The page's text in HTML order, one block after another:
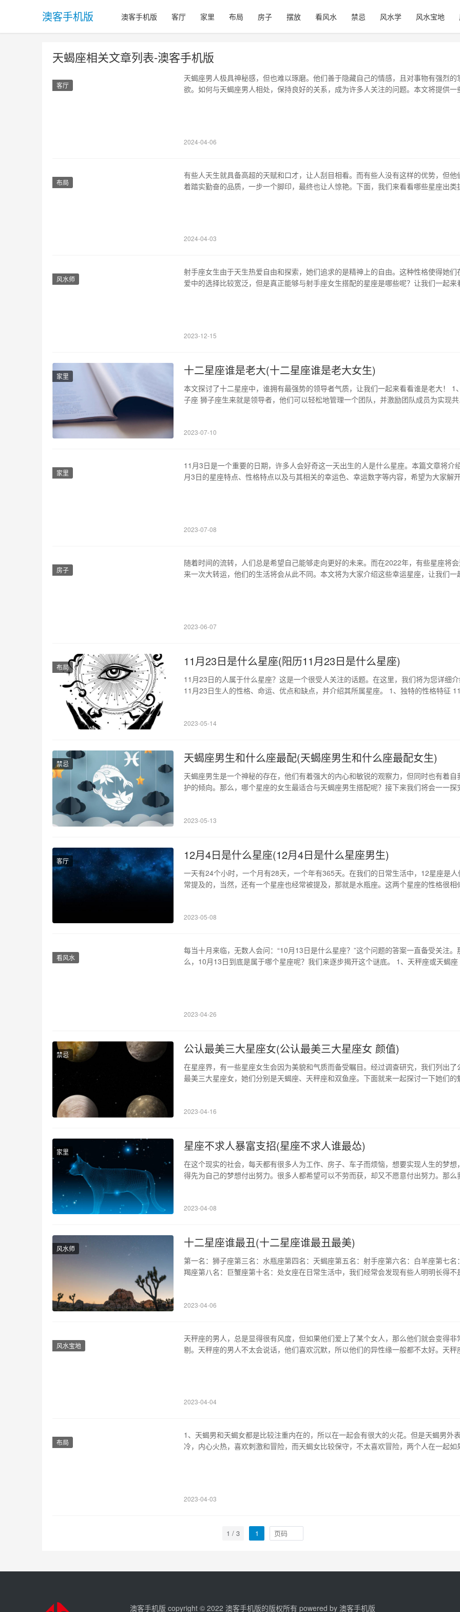
澳客手机版 澳客手机版 客厅 家里 布局 房子 摆放 看风水 禁忌 风水学 风水宝地
天蝎座相关文章列表-澳客手机版
客厅
天蝎座男人极具神秘感，但也难以琢磨。他们善于隐藏自己的情感，且对事物有强烈的
欲。如何与天蝎座男人相处，保持良好的关系，成为许多人关注的问题。本文将提供一
2024-04-06
布局
有些人天生就具备高超的天赋和口才，让人刮目相看。而有些人没有这样的优势，但他
着踏实勤奋的品质，一步一个脚印，最终也让人惊艳。下面，我们来看看哪些星座出类
2024-04-03
风水师
射手座女生由于天生热爱自由和探索，她们追求的是精神上的自由。这种性格使得她们
爱中的选择比较宽泛，但是真正能够与射手座女生搭配的星座是哪些呢？让我们一起来
2023-12-15
家里 十二星座谁是老大(十二星座谁是老大女生)
本文探讨了十二星座中，谁拥有最强势的领导者气质，让我们一起来看看谁是老大！ 1
子座 狮子座生来就是领导者，他们可以轻松地管理一个团队，并激励团队成员为实现
敏锐性和不畏艰险的勇气。 3、白羊…
2023-07-10
家里
11月3日是一个重要的日期，许多人会好奇这一天出生的人是什么星座。本篇文章将介
月3日的星座特点、性格特点以及与其相关的幸运色、幸运数字等内容，希望为大家解
2023-07-08
房子
随着时间的流转，人们总是希望自己能够走向更好的未来。而在2022年，有些星座将
来一次大转运，他们的生活将会从此不同。本文将为大家介绍这些幸运星座，让我们一
2023-06-07
布局 11月23日是什么星座(阳历11月23日是什么星座)
11月23日的人属于什么星座？这是一个很受人关注的话题。在这里，我们将为您详细
11月23日生人的性格、命运、优点和缺点，并介绍其所属星座。 1、独特的性格特征
式。 2、乐观向上的心态 1…
2023-05-14
禁忌 天蝎座男生和什么座最配(天蝎座男生和什么座最配女生)
天蝎座男生是一个神秘的存在，他们有着强大的内心和敏锐的观察力，但同时也有着自
护的倾向。那么，哪个星座的女生最适合与天蝎座男生搭配呢？接下来我们将会一一探
座男生也充满热情和动力，在追求未来的…
2023-05-13
客厅 12月4日是什么星座(12月4日是什么星座男生)
一天有24个小时，一个月有28天，一个年有365天。在我们的日常生活中，12星座是人
常提及的，当然，还有一个星座也经常被提及，那就是水瓶座。这两个星座的性格很相
的人属于水瓶座的人特别…
2023-05-08
看风水
每当十月来临，无数人会问：“10月13日是什么星座？”这个问题的答案一直备受关注。
么，10月13日到底是属于哪个星座呢？我们来逐步揭开这个谜底。 1、天秤座或天蝎
2023-04-26
禁忌 公认最美三大星座女(公认最美三大星座女 颜值)
在星座界，有一些星座女生会因为美貌和气质而备受瞩目。经过调查研究，我们列出了
最美三大星座女，她们分别是天蝎座、天秤座和双鱼座。下面就来一起探讨一下她们的
处的情感和想法。此外，天蝎座女生的气…
2023-04-16
家里 星座不求人暴富支招(星座不求人谁最怂)
在这个现实的社会，每天都有很多人为工作、房子、车子而烦恼，想要实现人生的梦想
得先为自己的梦想付出努力。很多人都希望可以不劳而获，却又不愿意付出努力。那么
说：“行善之家的家庭一定会有很多的幸运…
2023-04-08
风水师 十二星座谁最丑(十二星座谁最丑最美)
第一名：狮子座第三名：水瓶座第四名：天蝎座第五名：射手座第六名：白羊座第七名
羯座第八名：巨蟹座第十名：处女座在日常生活中，我们经常会发现有些人明明长得不
吧！ 第一名：狮子座 狮子座的人看起来真…
2023-04-06
风水宝地
天秤座的男人，总是显得很有风度，但如果他们爱上了某个女人，那么他们就会变得非
剔。天秤座的男人不太会说话，他们喜欢沉默，所以他们的异性缘一般都不太好。天秤
2023-04-04
布局
1、天蝎男和天蝎女都是比较注重内在的，所以在一起会有很大的火花。但是天蝎男外
冷，内心火热，喜欢刺激和冒险，而天蝎女比较保守，不太喜欢冒险，两个人在一起如
2023-04-03
1 / 3 1
澳客手机版 copyright © 2022 澳客手机版的版权所有 powered by 澳客手机版